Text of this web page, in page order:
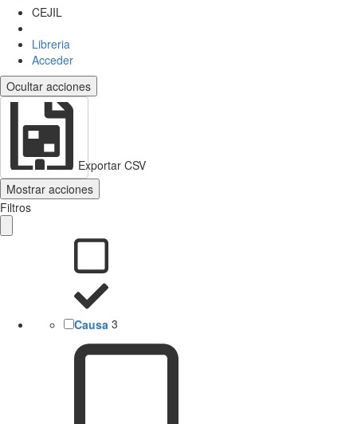
CEJIL
Libreria
Acceder
Ocultar acciones
Exportar CSV
Mostrar acciones
Filtros
Causa 3